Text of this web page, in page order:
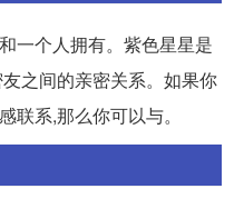
一个人拥有。紫色星星是
之间的亲密关系。如果你
联系,那么你可以与。